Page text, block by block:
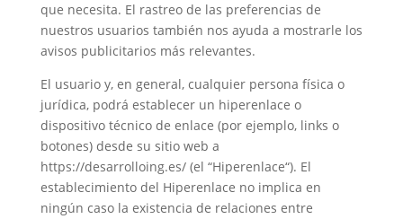
que necesita. El rastreo de las preferencias de
nuestros usuarios también nos ayuda a mostrarle los
avisos publicitarios más relevantes.
El usuario y, en general, cualquier persona física o
jurídica, podrá establecer un hiperenlace o
dispositivo técnico de enlace (por ejemplo, links o
botones) desde su sitio web a
https://desarrolloing.es/ (el “Hiperenlace“). El
establecimiento del Hiperenlace no implica en
ningún caso la existencia de relaciones entre